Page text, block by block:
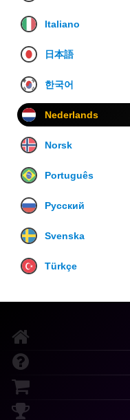
Italiano
日本語
한국어
Nederlands
Norsk
Português
Русский
Svenska
Türkçe